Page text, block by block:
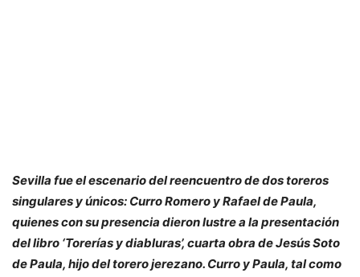
Sevilla fue el escenario del reencuentro de dos toreros
singulares y únicos: Curro Romero y Rafael de Paula,
quienes con su presencia dieron lustre a la presentación
del libro ‘Torerías y diabluras’, cuarta obra de Jesús Soto
de Paula, hijo del torero jerezano. Curro y Paula, tal como